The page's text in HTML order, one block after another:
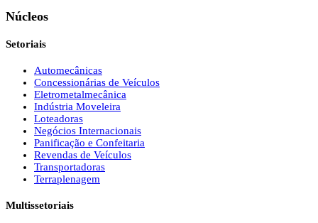
Núcleos
Setoriais
Automecânicas
Concessionárias de Veículos
Eletrometalmecânica
Indústria Moveleira
Loteadoras
Negócios Internacionais
Panificação e Confeitaria
Revendas de Veículos
Transportadoras
Terraplenagem
Multissetoriais